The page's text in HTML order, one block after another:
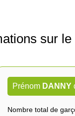
sur
Prénom DANNY
Nombre total de